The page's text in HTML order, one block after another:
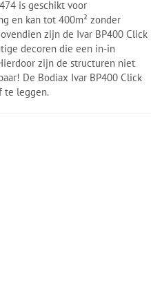
is geschikt voor
en kan tot 400m² zonder
zijn de Ivar BP400 Click
decoren die een in-in
zijn de structuren niet
De Bodiax Ivar BP400 Click
te leggen.